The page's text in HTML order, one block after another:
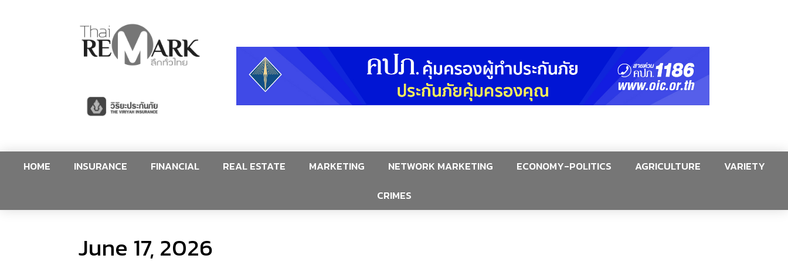
HOME INSURANCE FINANCIAL REAL ESTATE MARKETING NETWORK MARKETING ECONOMY-POLITICS AGRICULTURE
VARIETY
CRIMES
June 17, 2026